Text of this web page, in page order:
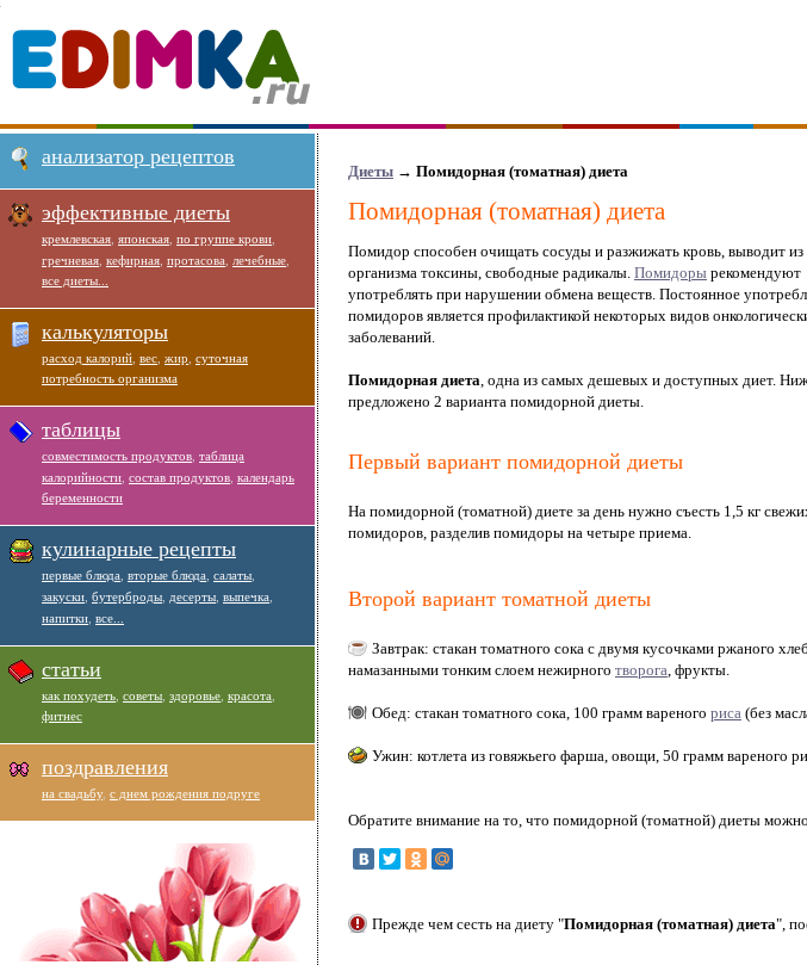
Диеты → Помидорная (томатная) диета
Помидорная (томатная) диета
Помидор способен очищать сосуды и разжижать кровь, выводит из
организма токсины, свободные радикалы. Помидоры рекомендуют
употреблять при нарушении обмена веществ. Постоянное
помидоров является профилактикой некоторых видов
заболеваний.
Помидорная диета, одна из самых дешевых и доступных диет.
предложено 2 варианта помидорной диеты.
Первый вариант помидорной диеты
На помидорной (томатной) диете за день нужно съесть 1,5 кг
помидоров, разделив помидоры на четыре приема.
Второй вариант томатной диеты
Завтрак: стакан томатного сока с двумя кусочками ржаного
намазанными тонким слоем нежирного творога, фрукты.
Обед: стакан томатного сока, 100 грамм вареного риса (без
Ужин: котлета из говяжьего фарша, овощи, 50 грамм вареного
Обратите внимание на то, что помидорной (томатной) диеты
Прежде чем сесть на диету "Помидорная (томатная) диета",
анализатор рецептов
эффективные диеты
кремлевская японская по группе крови
гречневая кефирная протасова лечебные
все диеты...
калькуляторы
расход калорий вес жир суточная
потребность организма
таблицы
совместимость продуктов таблица
калорийности состав продуктов календарь
беременности
кулинарные рецепты
первые блюда вторые блюда салаты
закуски бутерброды десерты выпечка
напитки все...
статьи
как похудеть советы здоровье красота
фитнес
поздравления
на свадьбу, с днем рождения подруге